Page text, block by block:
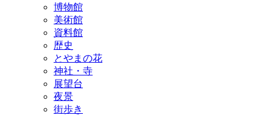
博物館
美術館
資料館
歴史
とやまの花
神社・寺
展望台
夜景
街歩き